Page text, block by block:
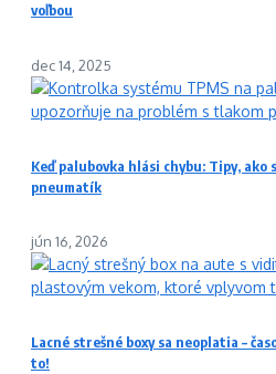
voľbou
dec 14, 2025
Keď palubovka hlási chybu: Tipy,
pneumatík
jún 16, 2026
Lacné strešné boxy sa neoplatia –
to!